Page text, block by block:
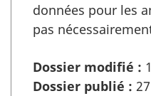
données pour les
pas
Dossier modifié :
Dossier publié :